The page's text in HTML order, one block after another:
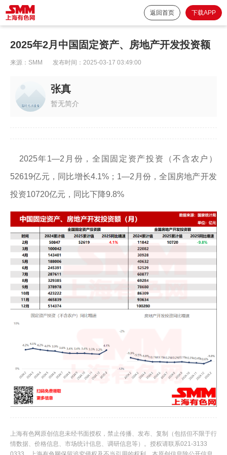
返回首页 下载APP
2025年2月中国固定资产、房地产开发投资额
来源： SMM 发布时间： 2025-03-17 03:49:00
张真
暂无简介
2025年1—2月份，全国固定资产投资（不含农户）
52619亿元，同比增长4.1%；1—2月份，全国房地产开发
投资10720亿元，同比下降9.8%
上海有色网原创信息未经书面授权，禁止传播、发布、复制（包括但不限于行
情数据、价格信息、市场统计信息、调研信息等）。授权请联系021-3133